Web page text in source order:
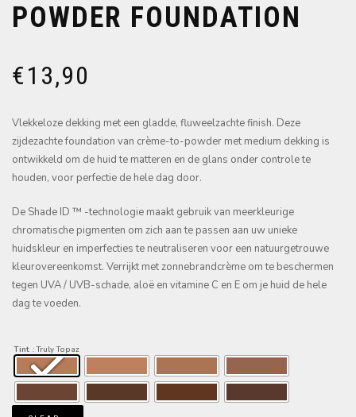
POWDER FOUNDATION
€13,90
Vlekkeloze dekking met een gladde, fluweelzachte finish. Deze
zijdezachte foundation van crème-to-powder met medium dekking is
ontwikkeld om de huid te matteren en de glans onder controle te
houden, voor perfectie de hele dag door.
De Shade ID ™ -technologie maakt gebruik van meerkleurige
chromatische pigmenten om zich aan te passen aan uw unieke
huidskleur en imperfecties te neutraliseren voor een natuurgetrouwe
kleurovereenkomst. Verrijkt met zonnebrandcrème om te beschermen
tegen UVA / UVB-schade, aloë en vitamine C en E om je huid de hele
dag te voeden.
Tint : Truly Topaz